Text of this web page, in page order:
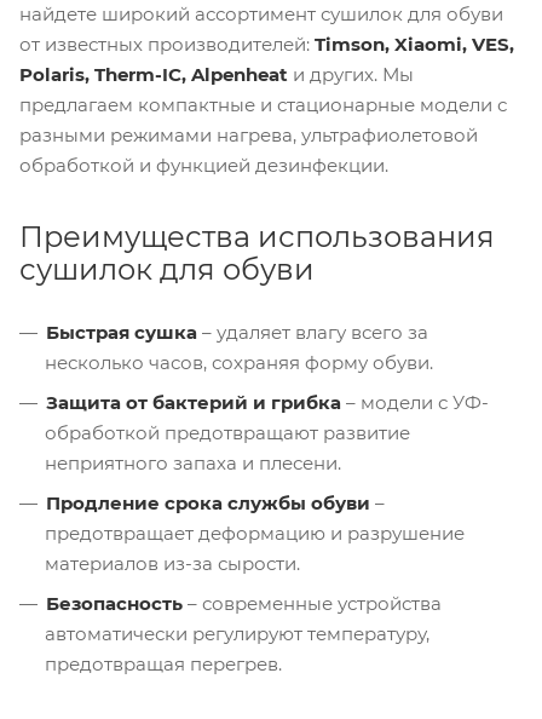
найдете широкий ассортимент сушилок для обуви
от известных производителей: Timson, Xiaomi, VES,
Polaris, Therm-IC, Alpenheat и других. Мы
предлагаем компактные и стационарные модели с
разными режимами нагрева, ультрафиолетовой
обработкой и функцией дезинфекции.
Преимущества использования
сушилок для обуви
Быстрая сушка – удаляет влагу всего за
несколько часов, сохраняя форму обуви.
Защита от бактерий и грибка – модели с УФ-
обработкой предотвращают развитие
неприятного запаха и плесени.
Продление срока службы обуви –
предотвращает деформацию и разрушение
материалов из-за сырости.
Безопасность – современные устройства
автоматически регулируют температуру,
предотвращая перегрев.